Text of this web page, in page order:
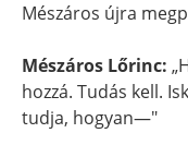
Mészáros újra
Mészáros Lőrinc:
hozzá. Tudás kell.
tudja, hogyan—"